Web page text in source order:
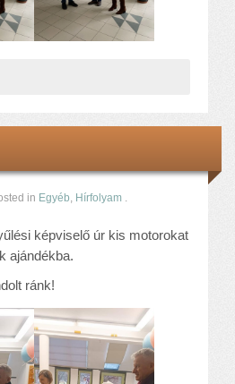
in Egyéb, Hírfolyam .
képviselő úr kis motorokat
ajándékba.
ránk!